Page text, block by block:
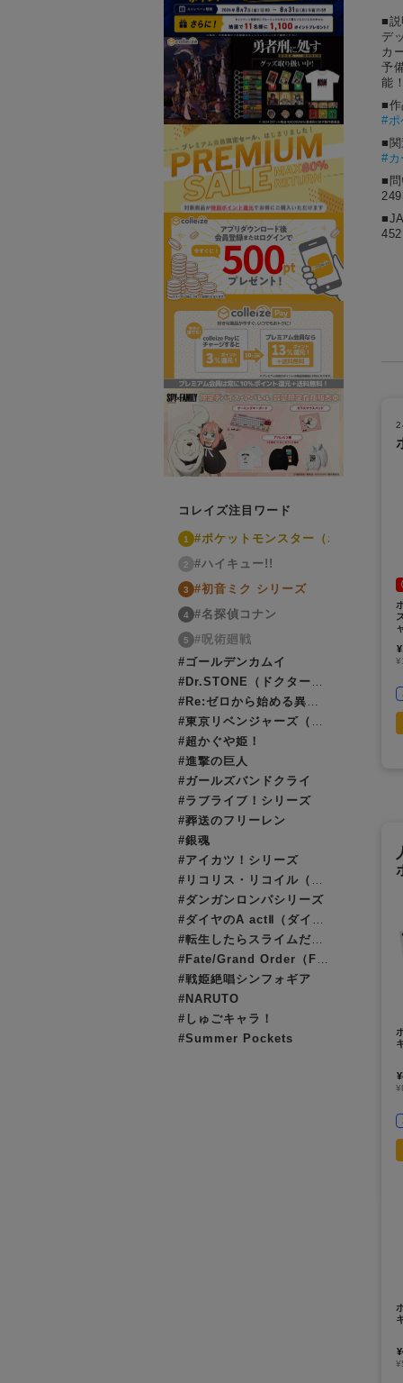
コレイズ注目ワード
1 #ポケットモンスター（ポケモン）
2 #ハイキュー!!
3 #初音ミク シリーズ
4 #名探偵コナン
5
#呪術廻戦
#ゴールデンカムイ
#Dr.STONE（ドクターストーン）
#Re:ゼロから始める異世界生活（リゼロ）
#東京リベンジャーズ（東リベ）
#超かぐや姫！
#進撃の巨人
#ガールズバンドクライ
#ラブライブ！シリーズ
#葬送のフリーレン
#銀魂
#アイカツ！シリーズ
#リコリス・リコイル（リコリコ）
#ダンガンロンパシリーズ
#ダイヤのA actⅡ（ダイヤのエース）
#転生したらスライムだった件（転スラ）
#Fate/Grand Order（FGO）
#戦姫絶唱シンフォギア
#NARUTO
#しゅごキャラ！
#Summer Pockets
■
デ
カ
予
能
■
#ポ
■
#カ
■
¥
¥
¥